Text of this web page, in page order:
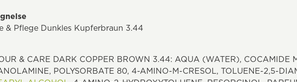
& Pflege Dunkles Kupferbraun 3.44
& CARE DARK COPPER BROWN 3.44: AQUA (WATER), COCAMIDE
POLYSORBATE 80, 4-AMINO-M-CRESOL, TOLUENE-2,5-